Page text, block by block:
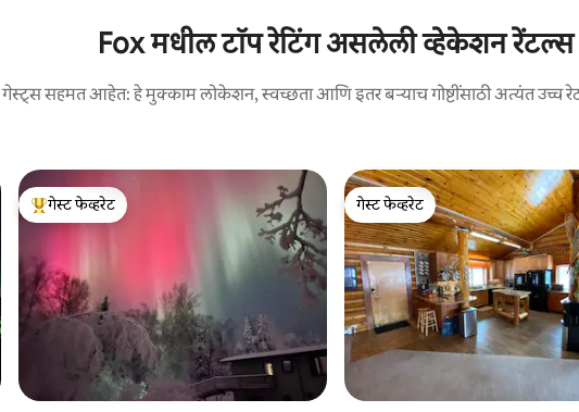
Fox मधील टॉप रेटिंग असलेली व्हेकेशन रेंटल्स
गेस्ट्स सहमत आहेत: हे मुक्काम लोकेशन, स्वच्छता आणि इतर बऱ्याच गोष्टींसाठी अत्यंत
टॉप गेस्ट फेव्हरेट
गेस्ट फेव्हरेट
गेस्ट फेव्हरेट
गेस्ट फेव्हरेट